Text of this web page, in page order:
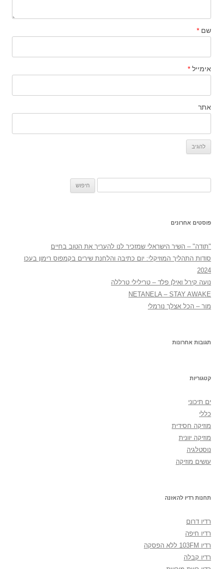
שם *
אימייל *
אתר
פוסטים אחרונים
"תודה" – השיר הישראלי שמזכיר לנו להעריך את הטוב בחיים
סודות התהליך המוזיקלי: יום כתיבה והלחנת שירים בקמפוס רימון בעכו
2024
נועה קירל ואילן פלד – טרילילי טרללה
NETANELA – STAY AWAKE
מור – הכל אצלך נורמלי
תגובות אחרונות
קטגוריות
ים תיכוני
כללי
מוזיקה חסידית
מוזיקה יוונית
נוסטלגיה
עושים מוזיקה
תחנות רדיו להאזנה
רדיו דרום
רדיו חיפה
רדיו 103FM ללא הפסקה
רדיו קבלה